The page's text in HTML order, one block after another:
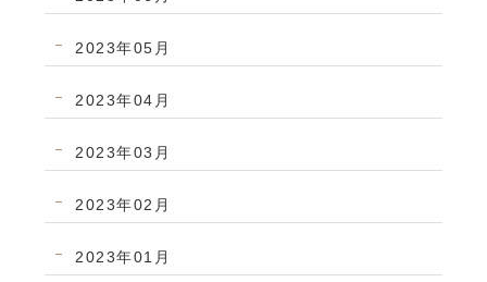
2023年05月
2023年04月
2023年03月
2023年02月
2023年01月